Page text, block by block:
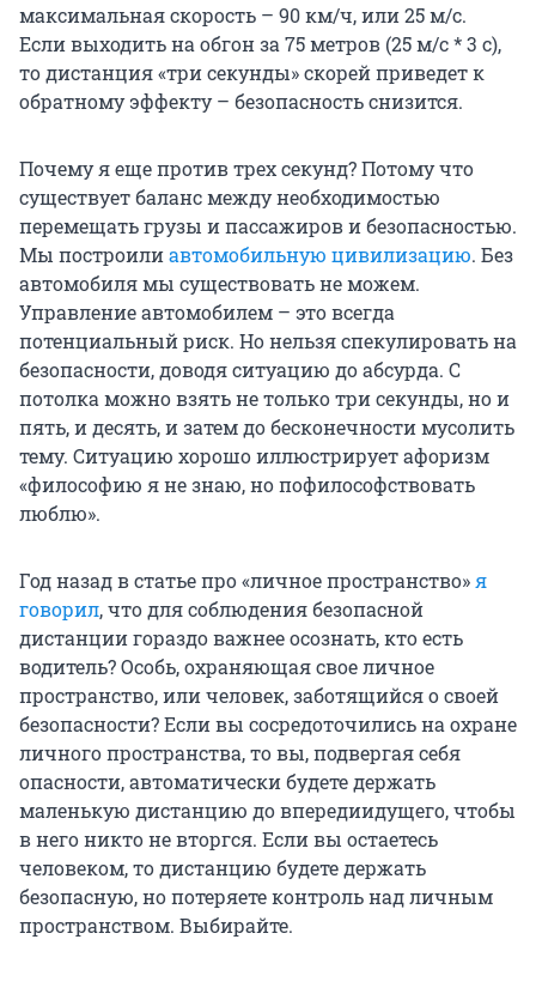
максимальная скорость – 90 км/ч, или 25 м/с.
Если выходить на обгон за 75 метров (25 м/с * 3 с),
то дистанция «три секунды» скорей приведет к
обратному эффекту – безопасность снизится.
Почему я еще против трех секунд? Потому что
существует баланс между необходимостью
перемещать грузы и пассажиров и безопасностью.
Мы построилиавтомобильную цивилизацию. Без
автомобиля мы существовать не можем.
Управление автомобилем – это всегда
потенциальный риск. Но нельзя спекулировать на
безопасности, доводя ситуацию до абсурда. С
потолка можно взять не только три секунды, но и
пять, и десять, и затем до бесконечности мусолить
тему. Ситуацию хорошо иллюстрирует афоризм
«философию я не знаю, но пофилософствовать
люблю».
Год назад в статье про «личное пространство» я
говорил, что для соблюдения безопасной
дистанции гораздо важнее осознать, кто есть
водитель? Особь, охраняющая свое личное
пространство, или человек, заботящийся о своей
безопасности? Если вы сосредоточились на охране
личного пространства, то вы, подвергая себя
опасности, автоматически будете держать
маленькую дистанцию до впередиидущего, чтобы
в него никто не вторгся. Если вы остаетесь
человеком, то дистанцию будете держать
безопасную, но потеряете контроль над личным
пространством. Выбирайте.